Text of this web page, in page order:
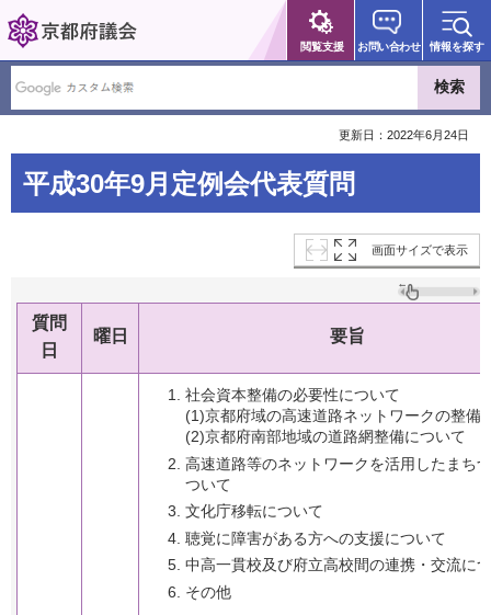
京都府議会
閲覧支援 お問い合わせ 情報を探す
更新日：2022年6月24日
平成30年9月定例会代表質問
画面サイズで表示
質問
日
曜日 要旨
社会資本整備の必要性について
(1)京都府域の高速道路ネットワークの整備
(2)京都府南部地域の道路網整備について
高速道路等のネットワークを活用したまち
ついて
文化庁移転について
聴覚に障害がある方への支援について
中高一貫校及び府立高校間の連携・交流に
その他